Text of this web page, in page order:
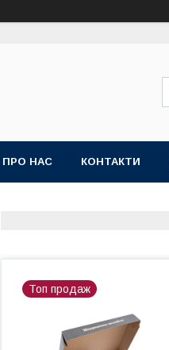
ПРО НАС КОНТАКТИ
Топ продаж